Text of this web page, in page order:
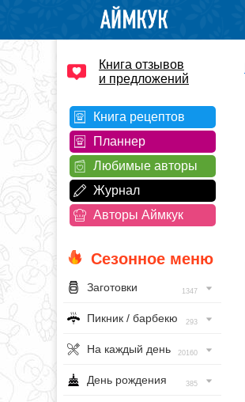
Книга отзывов
и предложений
Книга рецептов
Планнер
Любимые авторы
Журнал
Авторы Аймкук
Сезонное меню
Заготовки 1347
Пикник / барбекю 293
На каждый день 20160
День рождения 385